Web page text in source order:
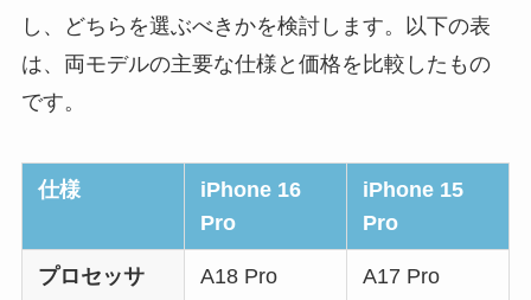
し、どちらを選ぶべきかを検討します。以下の表
は、両モデルの主要な仕様と価格を比較したもの
です。
仕様
iPhone 16
Pro
iPhone 15
Pro
プロセッサ A18 Pro A17 Pro